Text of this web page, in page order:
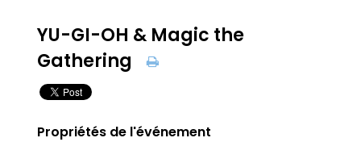
YU-GI-OH & Magic the
Gathering
Propriétés de l'événement